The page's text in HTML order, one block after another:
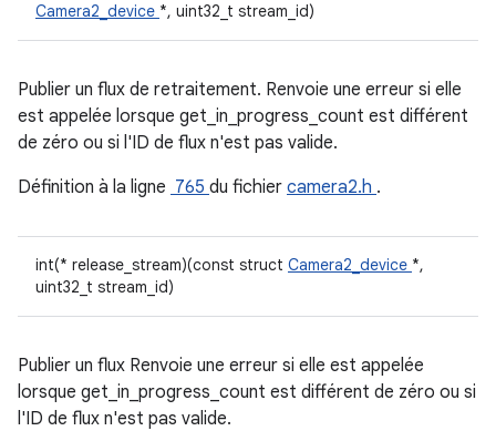
Camera2_device *, uint32_t stream_id)
Publier un flux de retraitement. Renvoie une erreur si elle
est appelée lorsque get_in_progress_count est différent
de zéro ou si l'ID de flux n'est pas valide.
Définition à la ligne 765 du fichier camera2.h .
int(* release_stream)(const struct Camera2_device *,
uint32_t stream_id)
Publier un flux Renvoie une erreur si elle est appelée
lorsque get_in_progress_count est différent de zéro ou si
l'ID de flux n'est pas valide.